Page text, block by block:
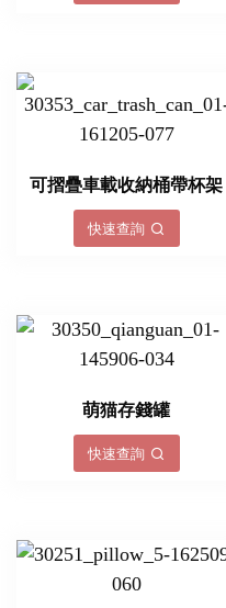
可摺疊車載收納桶帶杯架
快速查詢
萌猫存錢罐
快速查詢